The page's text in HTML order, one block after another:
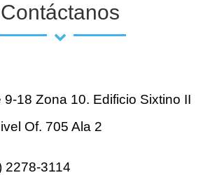
Contáctanos
9-18 Zona 10. Edificio Sixtino II
Of. 705 Ala 2
2278-3114